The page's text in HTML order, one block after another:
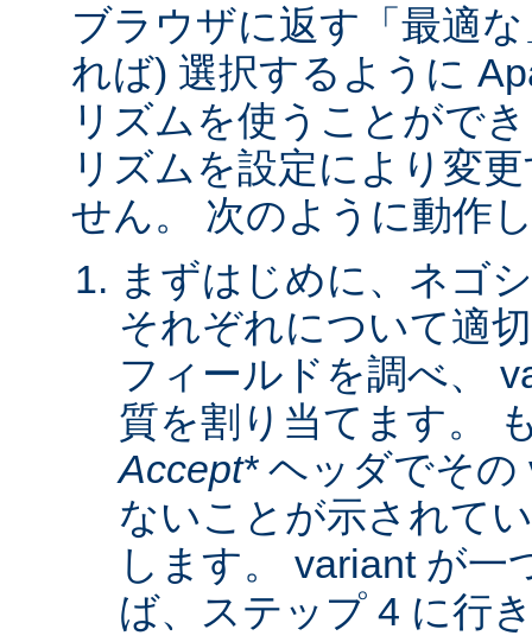
ブラウザに返す「最適
れば) 選択するように
リズムを使うことがで
リズムを設定により変
せん。 次のように動作
まずはじめに、ネゴ
それぞれについて適
フィールドを調べ、
質を割り当てます。
Accept*ヘッダでその
ないことが示されて
します。 variant が
ば、ステップ 4 に行